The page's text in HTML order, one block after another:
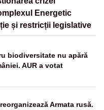
Energetic
și restricții legislative
biodiversitate nu apără
AUR a votat
Armata rusă.